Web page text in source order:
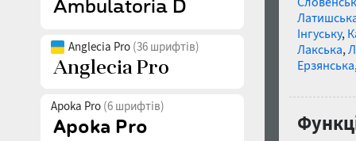
Anglecia Pro (36 шрифтів)
Apoka Pro (6 шрифтів)
Інгуську,
Лакська,
Ерзянська